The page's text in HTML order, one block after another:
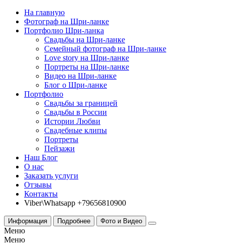
На главную
Фотограф на Шри-ланке
Портфолио Шри-ланка
Свадьбы на Шри-ланке
Семейный фотограф на Шри-ланке
Love story на Шри-ланке
Портреты на Шри-ланке
Видео на Шри-ланке
Блог о Шри-ланке
Портфолио
Свадьбы за границей
Свадьбы в России
Истории Любви
Свадебные клипы
Портреты
Пейзажи
Наш Блог
О нас
Заказать услуги
Отзывы
Контакты
Viber\Whatsapp +79656810900
Информация Подробнее Фото и Видео
Меню
Меню